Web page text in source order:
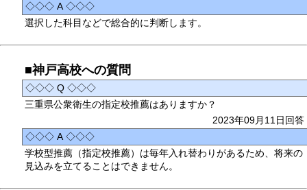
◇◇◇ A ◇◇◇
選択した科目などで総合的に判断します。
■神戸高校への質問
◇◇◇ Q ◇◇◇
三重県公衆衛生の指定校推薦はありますか？
2023年09月11日回答
◇◇◇ A ◇◇◇
学校型推薦（指定校推薦）は毎年入れ替わりがあるため、将来の
見込みを立てることはできません。